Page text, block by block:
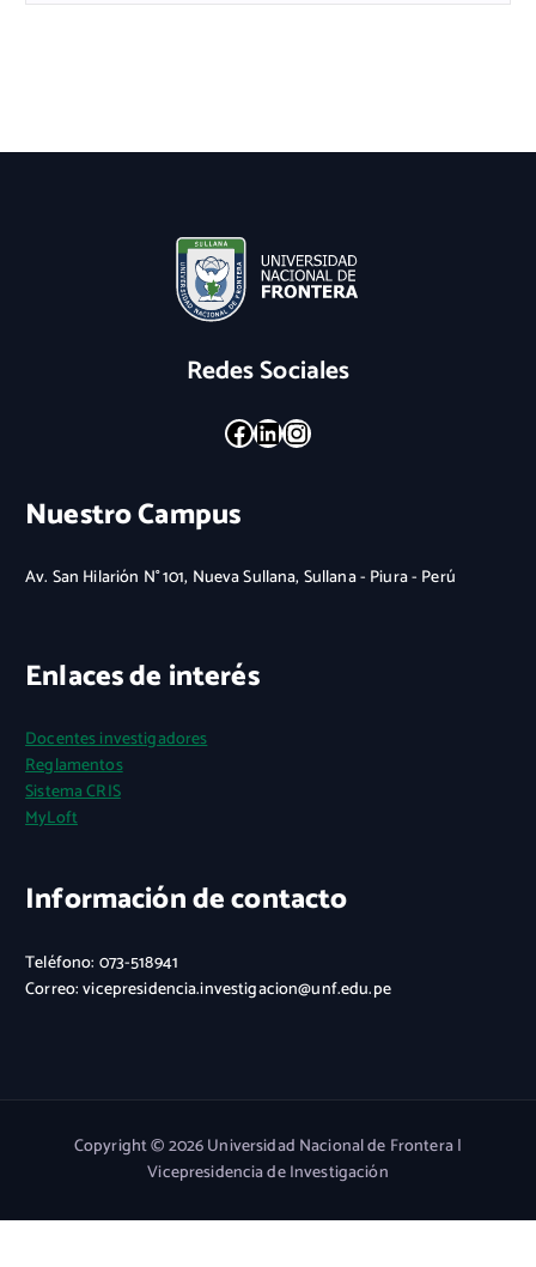
Redes Sociales
Facebook LinkedIn Instagram
Nuestro Campus
Av. San Hilarión N° 101, Nueva Sullana, Sullana - Piura - Perú
Enlaces de interés
Docentes investigadores
Reglamentos
Sistema CRIS
MyLoft
Información de contacto
Teléfono: 073-518941
Correo: vicepresidencia.investigacion@unf.edu.pe
Copyright © 2026 Universidad Nacional de Frontera |
Vicepresidencia de Investigación